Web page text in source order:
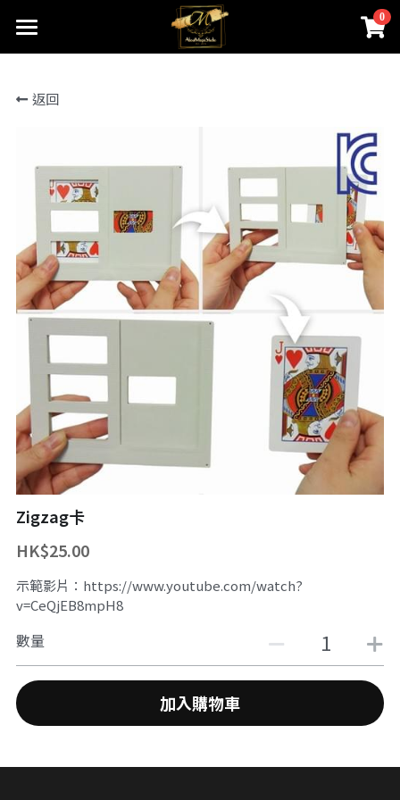
0
首頁
關於我們
ABOUTMAGIC團隊
聯絡我們
James Ng Master Courses
一對一魔術訓練課程
尖子課程簡介
Winners Circle
近距離魔術課程
舞台魔術訓練課程
ZOOM 訓練課程
小一面試魔術培訓班
到校服務
STEM魔術班
魔術表演
專業魔術表演
魔幻生日派對
婚禮魔術表演
中秋節及國慶
長者學苑-長幼共融計劃
企業員工魔術培訓/大型魔術道具租借
中國古彩戲法
過往活動相冊
主辦魔術活動
十八區之魔術市集
傳媒訪問
招聘職位
返回
Zigzag卡
HK$25.00
示範影片：https://www.youtube.com/watch?
v=CeQjEB8mpH8
數量
加入購物車
×
商品分類
所有商品分類